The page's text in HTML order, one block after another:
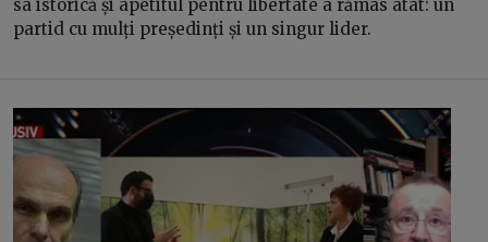
sa istorică și apetitul pentru libertate a rămas atât: un
partid cu mulți președinți și un singur lider.